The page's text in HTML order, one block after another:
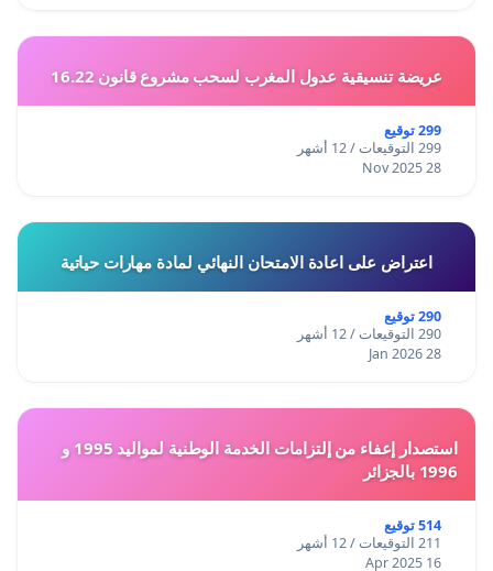
عريضة تنسيقية عدول المغرب لسحب مشروع قانون 16.22
299 توقيع
299 التوقيعات / 12 أشهر
28 Nov 2025
اعتراض على اعادة الامتحان النهائي لمادة مهارات حياتية
290 توقيع
290 التوقيعات / 12 أشهر
28 Jan 2026
استصدار إعفاء من إلتزامات الخدمة الوطنية لمواليد 1995 و
1996 بالجزائر
514 توقيع
211 التوقيعات / 12 أشهر
16 Apr 2025